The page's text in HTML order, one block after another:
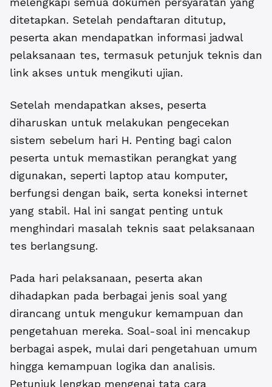
ditetapkan. Setelah pendaftaran ditutup,
peserta akan mendapatkan informasi jadwal
pelaksanaan tes, termasuk petunjuk teknis dan
link akses untuk mengikuti ujian.
Setelah mendapatkan akses, peserta
diharuskan untuk melakukan pengecekan
sistem sebelum hari H. Penting bagi calon
peserta untuk memastikan perangkat yang
digunakan, seperti laptop atau komputer,
berfungsi dengan baik, serta koneksi internet
yang stabil. Hal ini sangat penting untuk
menghindari masalah teknis saat pelaksanaan
tes berlangsung.
Pada hari pelaksanaan, peserta akan
dihadapkan pada berbagai jenis soal yang
dirancang untuk mengukur kemampuan dan
pengetahuan mereka. Soal-soal ini mencakup
berbagai aspek, mulai dari pengetahuan umum
hingga kemampuan logika dan analisis.
Petunjuk lengkap mengenai tata cara